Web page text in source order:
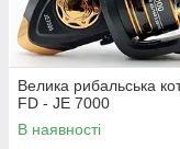
Велика рибальська
FD - JE 7000
В наявності